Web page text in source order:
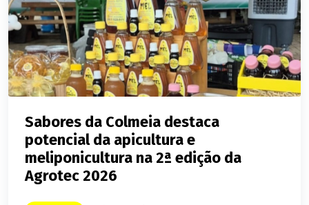
Sabores da Colmeia destaca
potencial da apicultura e
meliponicultura na 2ª edição da
Agrotec 2026